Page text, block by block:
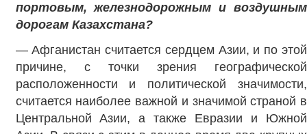
портовым, железнодорожным и воздушным
дорогам Казахстана?
— Афганистан считается сердцем Азии, и по этой
причине, с точки зрения географической
расположенности и политической значимости,
считается наиболее важной и значимой страной в
Центральной Азии, а также Евразии и Южной